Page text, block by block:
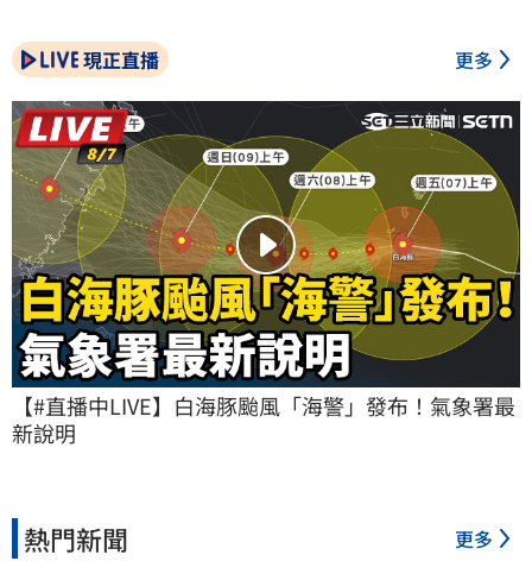
現正直播 更多
【#直播中LIVE】白海豚颱風「海警」發布！氣象署最
新說明
熱門新聞 更多